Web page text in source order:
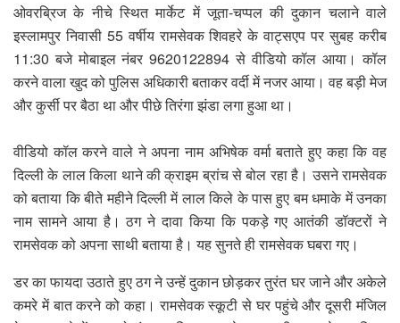
ओवरब्रिज के नीचे स्थित मार्केट में जूता-चप्पल की दुकान चलाने वाले
इस्लामपुर निवासी 55 वर्षीय रामसेवक शिवहरे के वाट्सएप पर सुबह करीब
11:30 बजे मोबाइल नंबर 9620122894 से वीडियो कॉल आया। कॉल
करने वाला खुद को पुलिस अधिकारी बताकर वर्दी में नजर आया। वह बड़ी मेज
और कुर्सी पर बैठा था और पीछे तिरंगा झंडा लगा हुआ था।
वीडियो कॉल करने वाले ने अपना नाम अभिषेक वर्मा बताते हुए कहा कि वह
दिल्ली के लाल किला थाने की क्राइम ब्रांच से बोल रहा है। उसने रामसेवक
को बताया कि बीते महीने दिल्ली में लाल किले के पास हुए बम धमाके में उनका
नाम सामने आया है। ठग ने दावा किया कि पकड़े गए आतंकी डॉक्टरों ने
रामसेवक को अपना साथी बताया है। यह सुनते ही रामसेवक घबरा गए।
डर का फायदा उठाते हुए ठग ने उन्हें दुकान छोड़कर तुरंत घर जाने और अकेले
कमरे में बात करने को कहा। रामसेवक स्कूटी से घर पहुंचे और दूसरी मंजिल